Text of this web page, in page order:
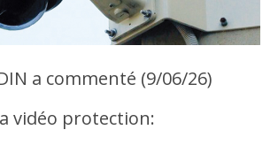
a commenté (9/06/26)
vidéo protection: